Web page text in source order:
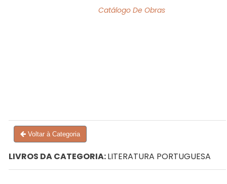
Catálogo De Obras
Voltar à Categoria
LIVROS DA CATEGORIA:LITERATURA PORTUGUESA